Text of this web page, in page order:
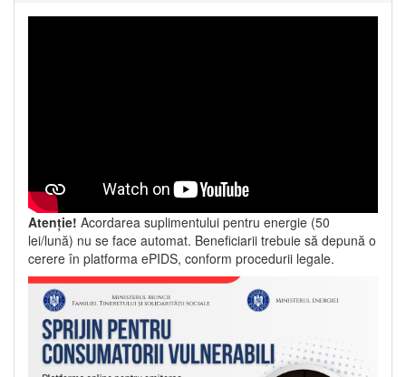
Atenție! Acordarea suplimentului pentru energie (50
lei/lună) nu se face automat. Beneficiarii trebuie să depună o
cerere în platforma ePIDS, conform procedurii legale.